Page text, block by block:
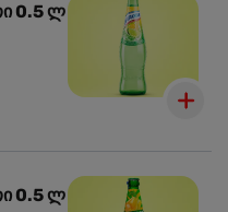
0.5 ლ
0.5 ლ